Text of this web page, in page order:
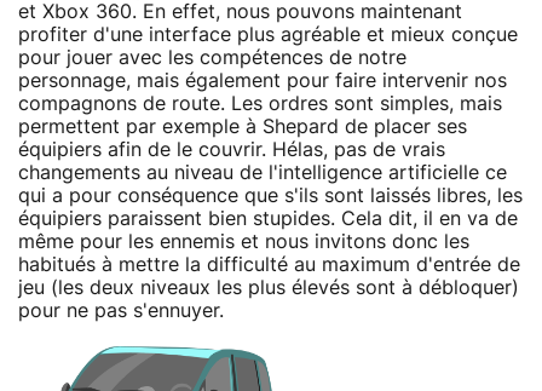
et Xbox 360. En effet, nous pouvons maintenant
profiter d'une interface plus agréable et mieux conçue
pour jouer avec les compétences de notre
personnage, mais également pour faire intervenir nos
compagnons de route. Les ordres sont simples, mais
permettent par exemple à Shepard de placer ses
équipiers afin de le couvrir. Hélas, pas de vrais
changements au niveau de l'intelligence artificielle ce
qui a pour conséquence que s'ils sont laissés libres, les
équipiers paraissent bien stupides. Cela dit, il en va de
même pour les ennemis et nous invitons donc les
habitués à mettre la difficulté au maximum d'entrée de
jeu (les deux niveaux les plus élevés sont à débloquer)
pour ne pas s'ennuyer.